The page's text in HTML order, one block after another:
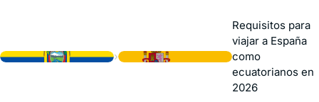
›
Requisitos para
viajar a España
como
ecuatorianos en
2026